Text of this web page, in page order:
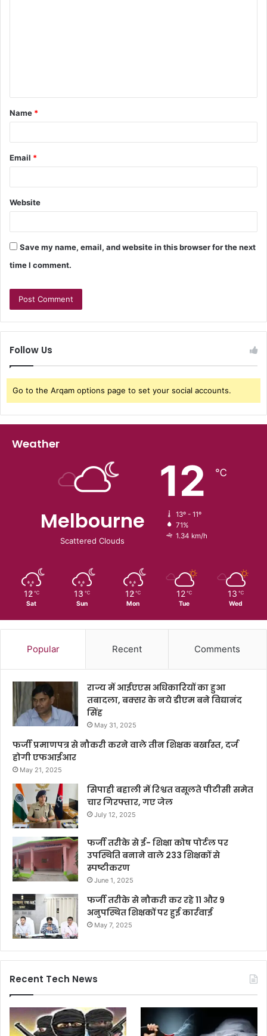
Name *
Email *
Website
Save my name, email, and website in this browser for the next
time I comment.
Follow Us
Go to the Arqam options page to set your social accounts.
Weather
Melbourne
Scattered Clouds
12 ℃
13º - 11º
71%
1.34 km/h
12 ℃
Sat
13 ℃
Sun
12 ℃
Mon
12 ℃
Tue
13 ℃
Wed
Popular Recent Comments
राज्य में आईएएस अधिकारियों का हुआ
तबादला, बक्सर के नये डीएम बने विद्यानंद
सिंह
May 31, 2025
फर्जी प्रमाणपत्र से नौकरी करने वाले तीन शिक्षक बर्खास्त, दर्ज
होगी एफआईआर
May 21, 2025
सिपाही बहाली में रिश्वत वसूलते पीटीसी समेत
चार गिरफ्तार, गए जेल
July 12, 2025
फर्जी तरीके से ई- शिक्षा कोष पोर्टल पर
उपस्थिति बनाने वाले 233 शिक्षकों से
स्पष्टीकरण
June 1, 2025
फर्जी तरीके से नौकरी कर रहे 11 और 9
अनुपस्थित शिक्षकों पर हुई कार्रवाई
May 7, 2025
Recent Tech News